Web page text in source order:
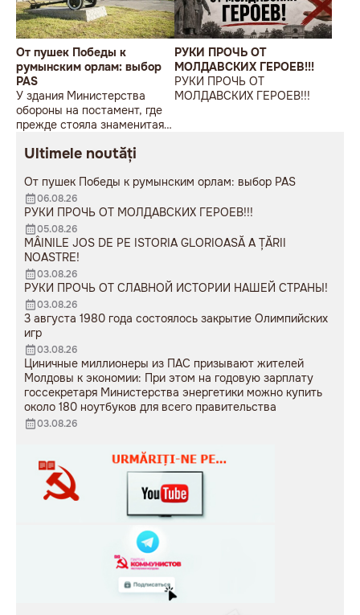
От пушек Победы к
румынским орлам: выбор
PAS
У здания Министерства
обороны на постамент, где
прежде стояла знаменитая
мужчина возложил букет
РУКИ ПРОЧЬ ОТ
МОЛДАВСКИХ ГЕРОЕВ!!!
РУКИ ПРОЧЬ ОТ
МОЛДАВСКИХ ГЕРОЕВ!!!
Ultimele noutăți
От пушек Победы к румынским орлам: выбор PAS
06.08.26
РУКИ ПРОЧЬ ОТ МОЛДАВСКИХ ГЕРОЕВ!!!
05.08.26
MÂINILE JOS DE PE ISTORIA GLORIOASĂ A ȚĂRII
NOASTRE!
03.08.26
РУКИ ПРОЧЬ ОТ СЛАВНОЙ ИСТОРИИ НАШЕЙ СТРАНЫ!
03.08.26
3 августа 1980 года состоялось закрытие Олимпийских
игр
03.08.26
Циничные миллионеры из ПАС призывают жителей
Молдовы к экономии: При этом на годовую зарплату
госсекретаря Министерства энергетики можно купить
около 180 ноутбуков для всего правительства
03.08.26